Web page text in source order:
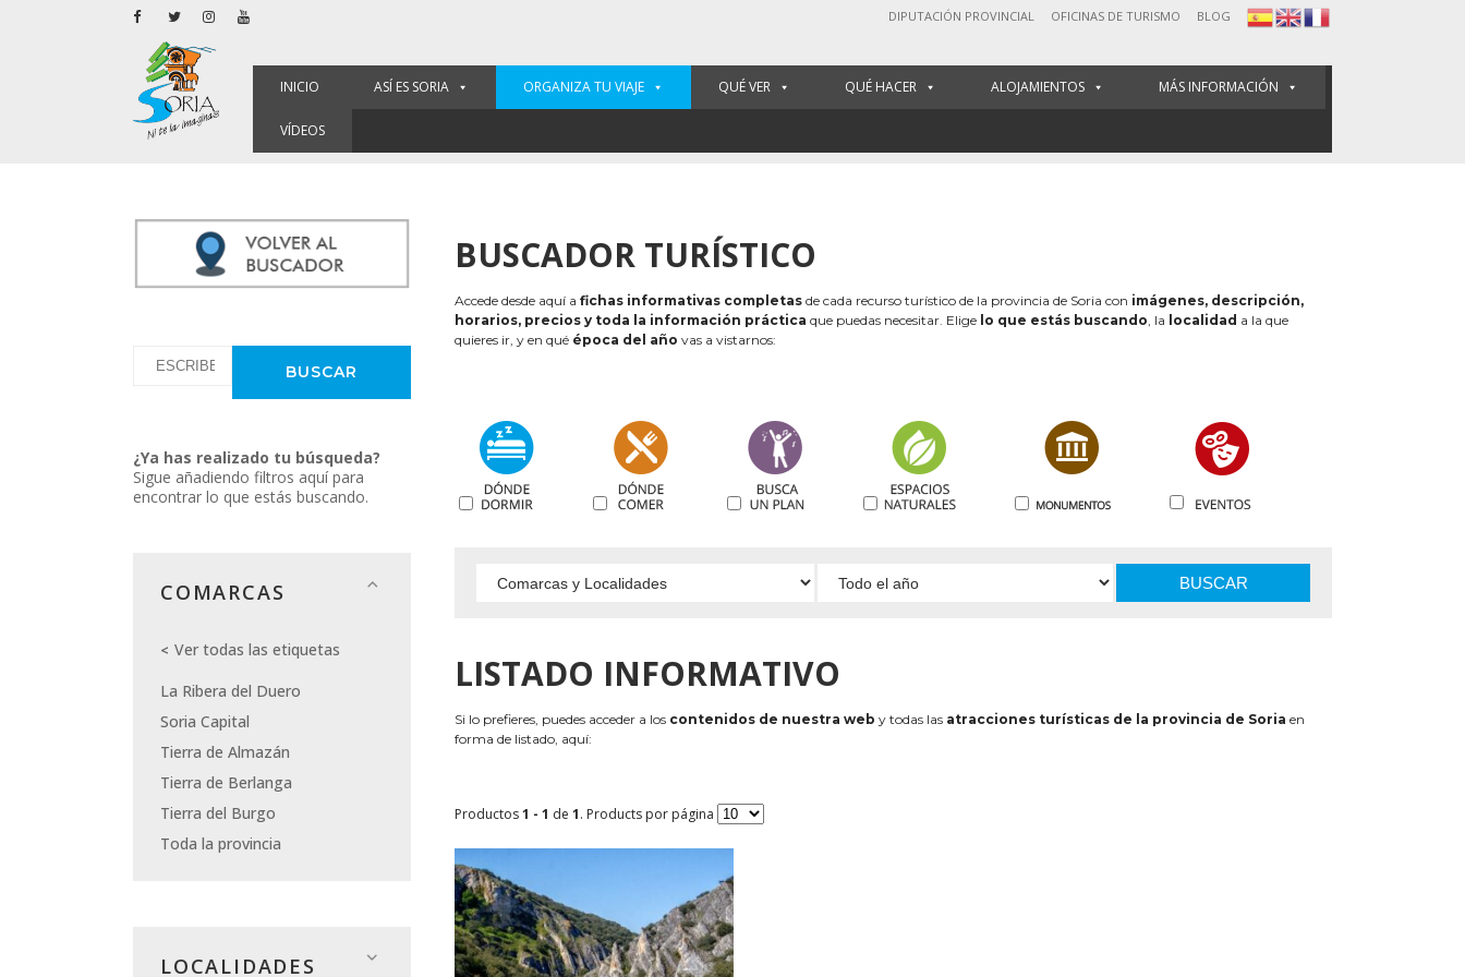
DIPUTACIÓN PROVINCIAL OFICINAS DE TURISMO BLOG
INICIO ASÍ ES SORIA ORGANIZA TU VIAJE QUÉ VER QUÉ HACER ALOJAMIENTOS MÁS INFORMACIÓN
VÍDEOS
¿Ya has realizado tu búsqueda?
Sigue añadiendo filtros aquí para
encontrar lo que estás buscando.
COMARCAS
Ver todas las etiquetas
La Ribera del Duero
Soria Capital
Tierra de Almazán
Tierra de Berlanga
Tierra del Burgo
Toda la provincia
LOCALIDADES
BUSCADOR TURÍSTICO
Accede desde aquí a fichas informativas completas de cada recurso turístico de la provincia de Soria con imágenes, descripción,
horarios, precios y toda la información práctica que puedas necesitar. Elige lo que estás buscando, la localidad a la que
quieres ir, y en qué época del año vas a vistarnos:
BUSCAR
LISTADO INFORMATIVO
Si lo prefieres, puedes acceder a los contenidos de nuestra web y todas las atracciones turísticas de la provincia de Soria en
forma de listado, aquí:
Productos1 - 1 de 1. Products por página